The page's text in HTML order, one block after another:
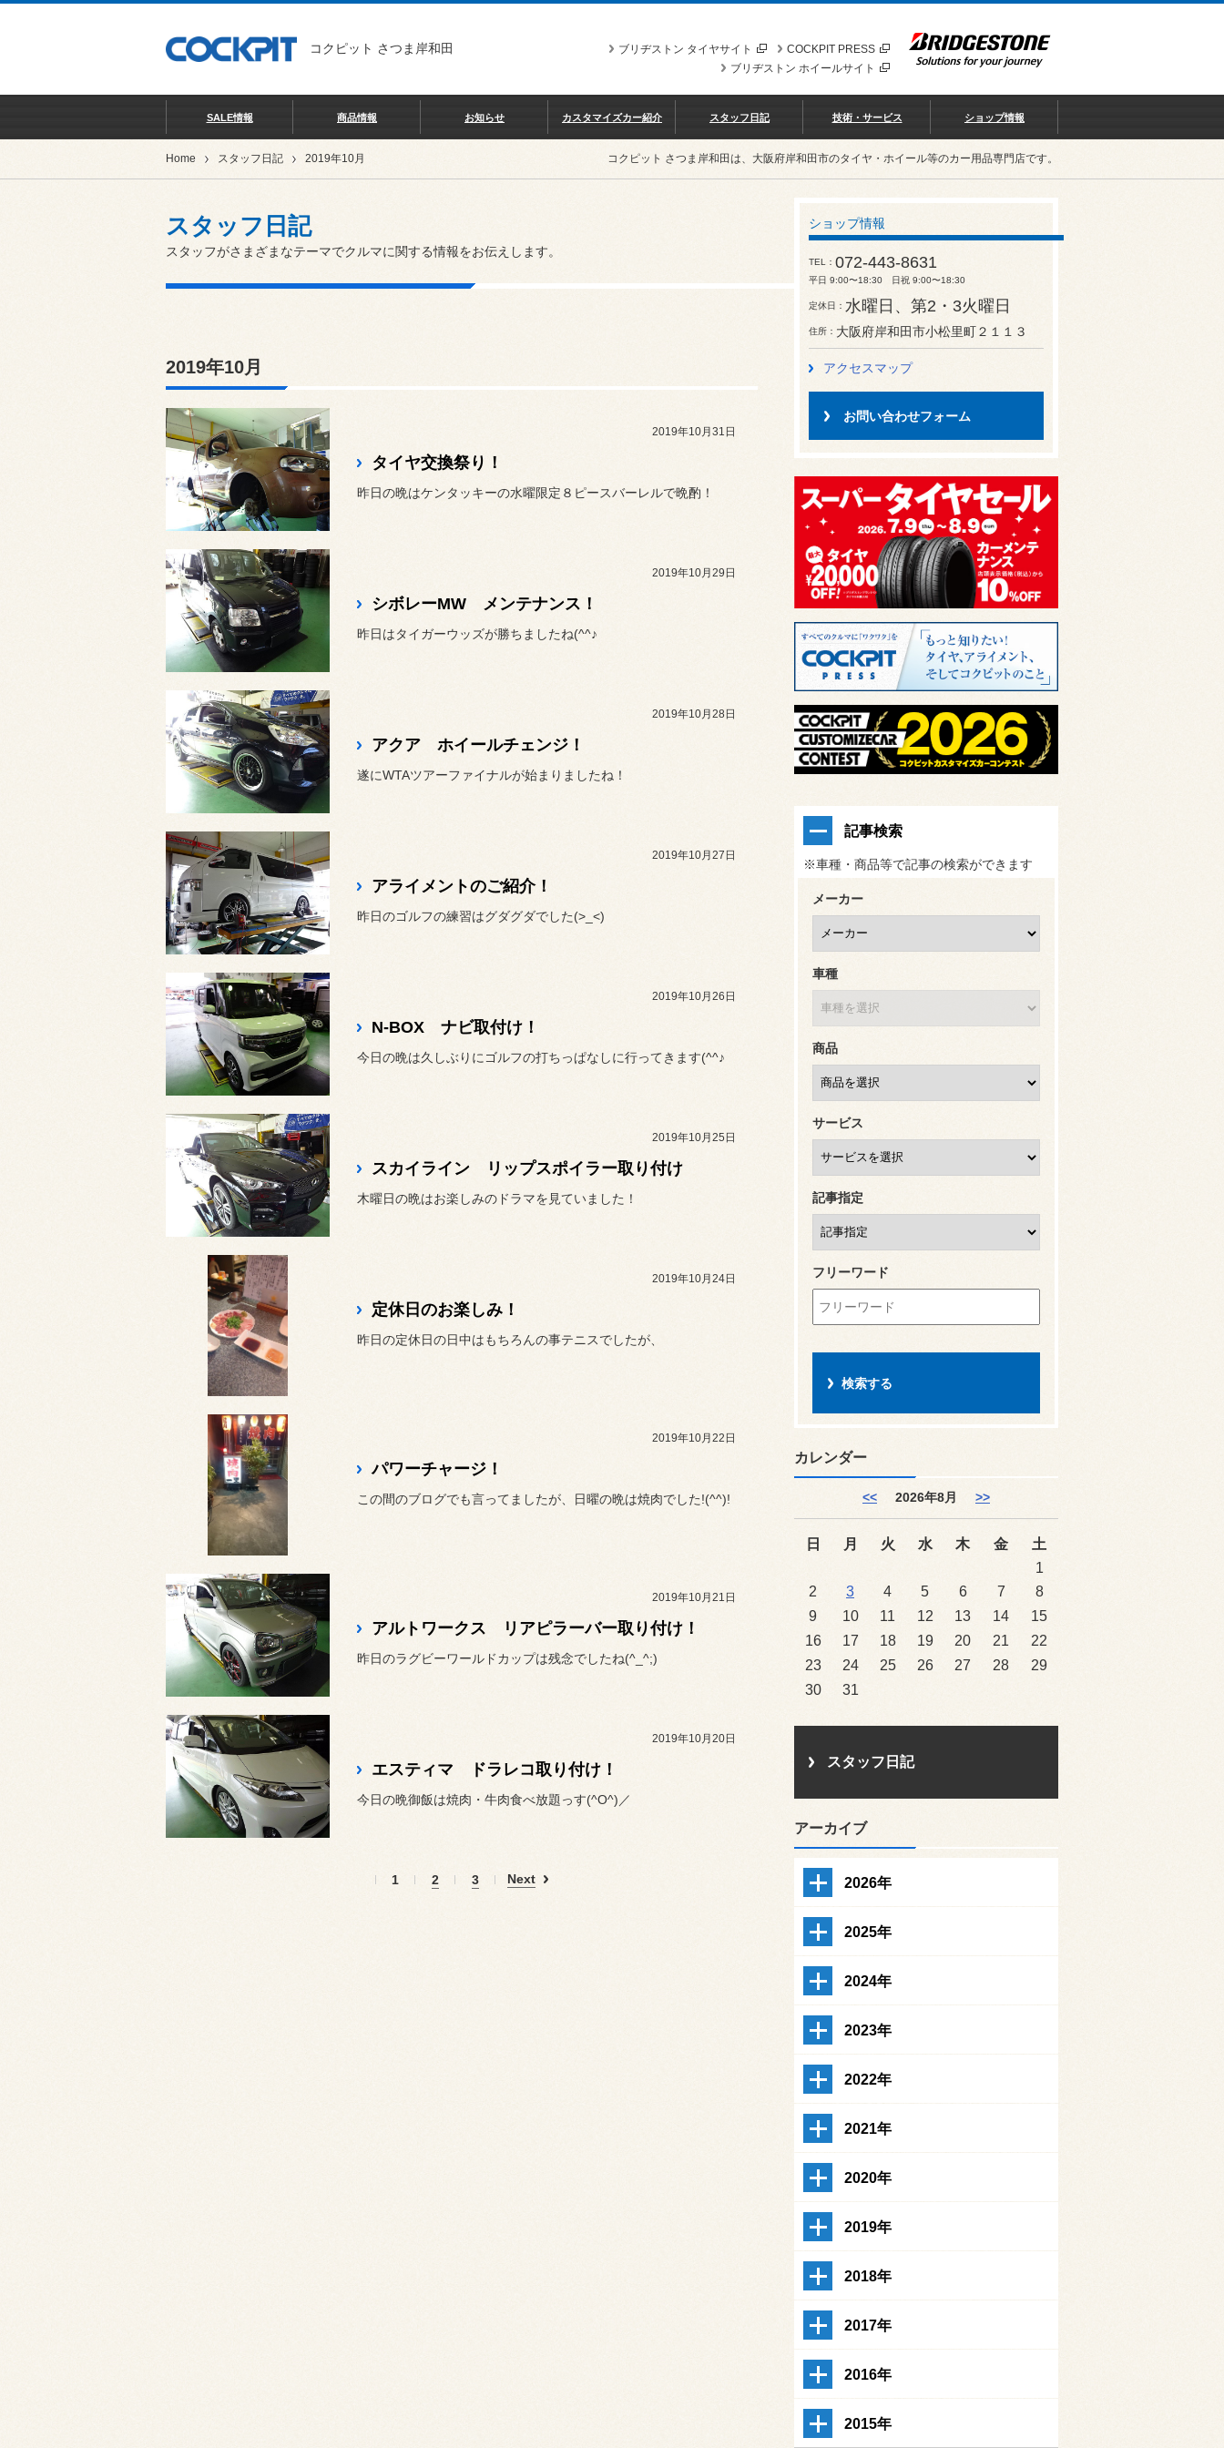
コクピット さつま岸和田 COCKPIT PRESS
ブリヂストン タイヤサイト
ブリヂストン ホイールサイト
SALE情報 商品情報 お知らせ カスタマイズカー紹介 スタッフ日記 技術・サービス ショップ情報
Home スタッフ日記 2019年10月 コクピット さつま岸和田は、大阪府岸和田市のタイヤ・ホイール等のカー用品専門店です。
スタッフ日記
スタッフがさまざまなテーマでクルマに関する情報をお伝えします。
2019年10月
2019年10月31日
タイヤ交換祭り！
昨日の晩はケンタッキーの水曜限定８ピースバーレルで晩酌！
2019年10月29日
シボレーMW メンテナンス！
昨日はタイガーウッズが勝ちましたね(^^♪
2019年10月28日
アクア ホイールチェンジ！
遂にWTAツアーファイナルが始まりましたね！
2019年10月27日
アライメントのご紹介！
昨日のゴルフの練習はグダグダでした(>_<)
2019年10月26日
N-BOX ナビ取付け！
今日の晩は久しぶりにゴルフの打ちっぱなしに行ってきます(^^♪
2019年10月25日
スカイライン リップスポイラー取り付け
木曜日の晩はお楽しみのドラマを見ていました！
2019年10月24日
定休日のお楽しみ！
昨日の定休日の日中はもちろんの事テニスでしたが、
2019年10月22日
パワーチャージ！
この間のブログでも言ってましたが、日曜の晩は焼肉でした!(^^)!
2019年10月21日
アルトワークス リアピラーバー取り付け！
昨日のラグビーワールドカップは残念でしたね(^_^;)
2019年10月20日
エスティマ ドラレコ取り付け！
今日の晩御飯は焼肉・牛肉食べ放題っす(^O^)／
1 2 3 Next
ショップ情報
TEL 072-443-8631
平日 9:00〜18:30 日祝 9:00〜18:30
定休日 水曜日、第2・3火曜日
住所 大阪府岸和田市小松里町２１１３
アクセスマップ
お問い合わせフォーム
記事検索
※車種・商品等で記事の検索ができます
メーカー
車種
商品
サービス
記事指定
フリーワード
カレンダー
<< 2026年8月 >>
日 月 火 水 木 金
土
1
2
3 4 5 6 7
8
9
10 11 12 13 14
15
16
17 18 19 20 21
22
23
24 25 26 27 28
29
30
31
スタッフ日記
アーカイブ
2026年
2025年
2024年
2023年
2022年
2021年
2020年
2019年
2018年
2017年
2016年
2015年